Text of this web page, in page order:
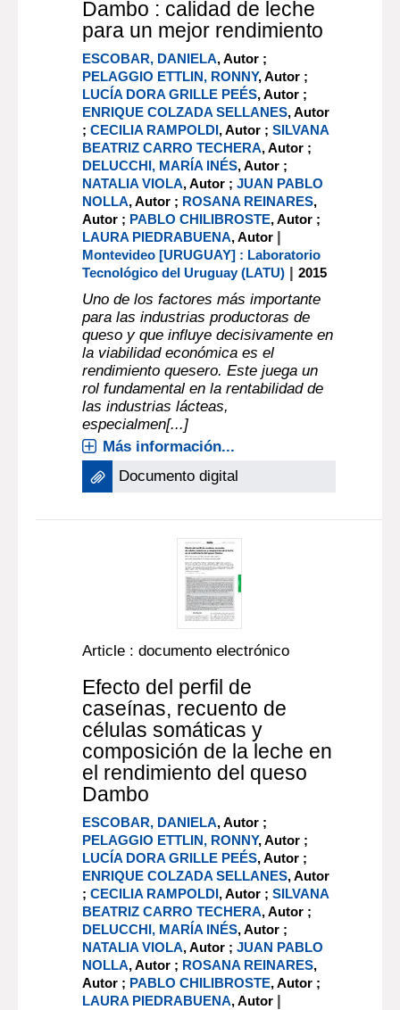
Dambo : calidad de leche
para un mejor rendimiento
ESCOBAR, DANIELA, Autor ;
PELAGGIO ETTLIN, RONNY, Autor ;
LUCÍA DORA GRILLE PEÉS, Autor ;
ENRIQUE COLZADA SELLANES, Autor
;CECILIA RAMPOLDI, Autor ;SILVANA
BEATRIZ CARRO TECHERA, Autor ;
DELUCCHI, MARÍA INÉS, Autor ;
NATALIA VIOLA, Autor ;JUAN PABLO
NOLLA, Autor ; ROSANA REINARES,
Autor ; PABLO CHILIBROSTE, Autor ;
LAURA PIEDRABUENA, Autor |
Montevideo [URUGUAY] : Laboratorio
Tecnológico del Uruguay (LATU) |2015
Uno de los factores más importante
para las industrias productoras de
queso y que influye decisivamente en
la viabilidad económica es el
rendimiento quesero. Este juega un
rol fundamental en la rentabilidad de
las industrias lácteas,
especialmen[...]
Más información...
Documento digital
Article : documento electrónico
Efecto del perfil de
caseínas, recuento de
células somáticas y
composición de la leche en
el rendimiento del queso
Dambo
ESCOBAR, DANIELA, Autor ;
PELAGGIO ETTLIN, RONNY, Autor ;
LUCÍA DORA GRILLE PEÉS, Autor ;
ENRIQUE COLZADA SELLANES, Autor
;CECILIA RAMPOLDI, Autor ;SILVANA
BEATRIZ CARRO TECHERA, Autor ;
DELUCCHI, MARÍA INÉS, Autor ;
NATALIA VIOLA, Autor ;JUAN PABLO
NOLLA, Autor ; ROSANA REINARES,
Autor ; PABLO CHILIBROSTE, Autor ;
LAURA PIEDRABUENA, Autor |